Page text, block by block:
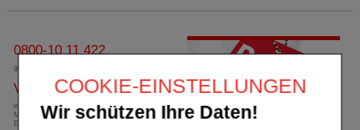
COOKIE-EINSTELLUNGEN
Wir schützen Ihre Daten!
0800-10 11 422
gebührenfreie Rufnummer
Versandkostenfrei
innerhalb Deutschlands bei einem
Mindestbestellwert von 13,99 Euro oder bei
Einsendung eines Kassenrezeptes